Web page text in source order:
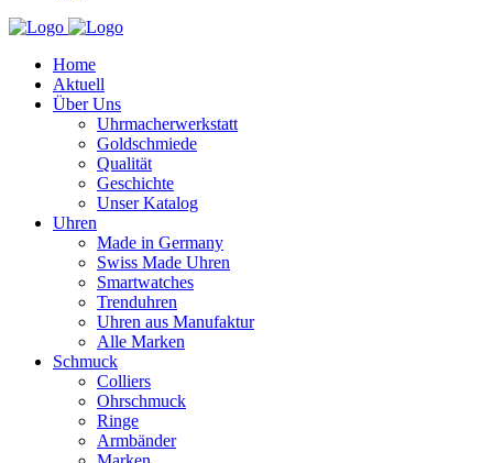
Home
Aktuell
Über Uns
Uhrmacherwerkstatt
Goldschmiede
Qualität
Geschichte
Unser Katalog
Uhren
Made in Germany
Swiss Made Uhren
Smartwatches
Trenduhren
Uhren aus Manufaktur
Alle Marken
Schmuck
Colliers
Ohrschmuck
Ringe
Armbänder